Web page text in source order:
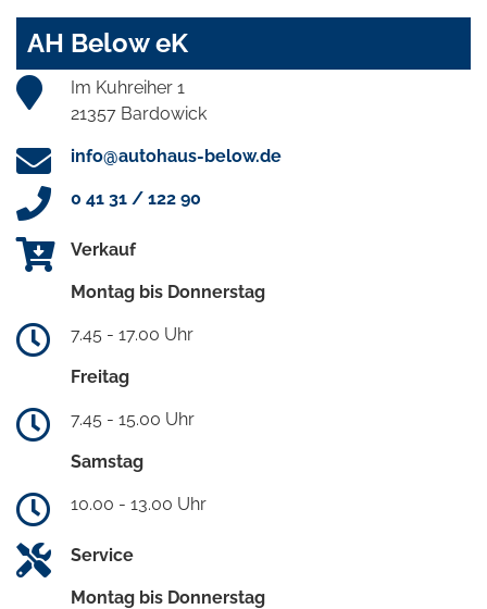
AH Below eK
Im Kuhreiher 1
21357 Bardowick
info@autohaus-below.de
0 41 31 / 122 90
Verkauf
Montag bis Donnerstag
7.45 - 17.00 Uhr
Freitag
7.45 - 15.00 Uhr
Samstag
10.00 - 13.00 Uhr
Service
Montag bis Donnerstag